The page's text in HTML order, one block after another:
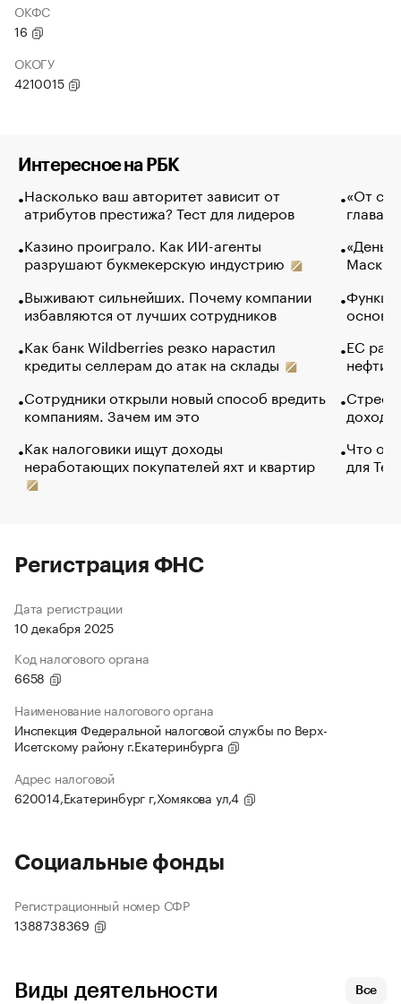
ОКФС
16
ОКОГУ
4210015
Интересное на РБК
Насколько ваш авторитет зависит от
атрибутов престижа? Тест для лидеров
Казино проиграло. Как ИИ-агенты
разрушают букмекерскую индустрию
Выживают сильнейших. Почему компании
избавляются от лучших сотрудников
Как банк Wildberries резко нарастил
кредиты селлерам до атак на склады
Сотрудники открыли новый способ вредить
компаниям. Зачем им это
Как налоговики ищут доходы
неработающих покупателей яхт и квартир
«От
глава
Маск в
основ
ЕС
нефти
Что
для
Регистрация ФНС
Дата регистрации
10 декабря 2025
Код налогового органа
6658
Наименование налогового органа
Инспекция Федеральной налоговой службы по Верх-
Исетскому району г.Екатеринбурга
Адрес налоговой
620014,Екатеринбург г,Хомякова ул,4
Социальные фонды
Регистрационный номер СФР
1388738369
Виды деятельности Все